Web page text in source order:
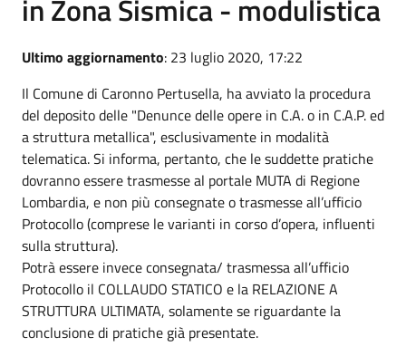
in Zona Sismica - modulistica
Ultimo aggiornamento: 23 luglio 2020, 17:22
Il Comune di Caronno Pertusella, ha avviato la procedura
del deposito delle "Denunce delle opere in C.A. o in C.A.P. ed
a struttura metallica", esclusivamente in modalità
telematica. Si informa, pertanto, che le suddette pratiche
dovranno essere trasmesse al portale MUTA di Regione
Lombardia, e non più consegnate o trasmesse all’ufficio
Protocollo (comprese le varianti in corso d’opera, influenti
sulla struttura).
Potrà essere invece consegnata/ trasmessa all’ufficio
Protocollo il COLLAUDO STATICO e la RELAZIONE A
STRUTTURA ULTIMATA, solamente se riguardante la
conclusione di pratiche già presentate.